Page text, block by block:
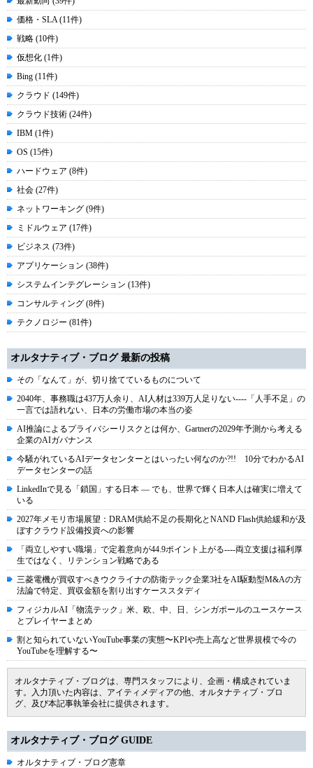
価格・SLA (11件)
戦略 (10件)
仮想化 (1件)
Bing (11件)
クラウド (149件)
クラウド技術 (24件)
IBM (1件)
OS (15件)
ハードウェア (8件)
社会 (27件)
ネットワーキング (9件)
ミドルウェア (17件)
ビジネス (73件)
アプリケーション (38件)
システムインテグレーション (13件)
コンサルティング (8件)
テクノロジー (81件)
オルタナティブ・ブログ 最新の投稿
その「なんて」が、切り捨てているものについて
2040年、事務職は437万人余り、AI人材は339万人足りない----「人手不足」の
一言では語れない、日本の労働市場の本当の姿
AI推論によるプライバシーリスクとは何か、Gartnerの2029年予測から考える
企業のAIガバナンス
今騒がれているAIデータセンターとはいったい何なのか?!! 10分でわかるAI
データセンターの話
LinkedInで見る「鎖国」する日本 ― でも、世界で輝く日本人は確実に増えて
いる
2027年メモリ市場展望：DRAM供給不足の長期化とNAND Flash供給緩和が及
ぼすクラウド設備投資への影響
「両立しやすい職場」で定着意向が44.9ポイント上がる----両立支援は福利厚
生ではなく、リテンション戦略である
三菱電機が買収すべきウクライナの防衛テック企業3社をAI駆動型M&Aの方
法論で特定、買収金額を割り出すケーススタディ
フィジカルAI「物流テック」米、欧、中、日、シンガポールのユースケース
とプレイヤーまとめ
割と知られていないYouTube事業の実態〜KPIや売上高など世界規模で今の
YouTubeを理解する〜
オルタナティブ・ブログは、専門スタッフにより、企画・構成されていま
す。入力頂いた内容は、アイティメディアの他、オルタナティブ・ブロ
グ、及び本記事執筆会社に提供されます。
オルタナティブ・ブログ GUIDE
オルタナティブ・ブログ憲章